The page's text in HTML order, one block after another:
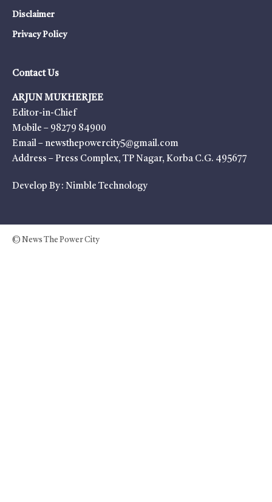
Disclaimer
Privacy Policy
Contact Us
ARJUN MUKHERJEE
Editor-in-Chief
Mobile – 98279 84900
Email – newsthepowercity5@gmail.com
Address – Press Complex, TP Nagar, Korba C.G. 495677
Develop By : Nimble Technology
© News The Power City